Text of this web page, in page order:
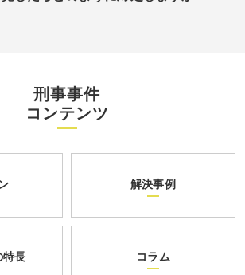
刑事事件
コンテンツ
解決事例
特長 コラム